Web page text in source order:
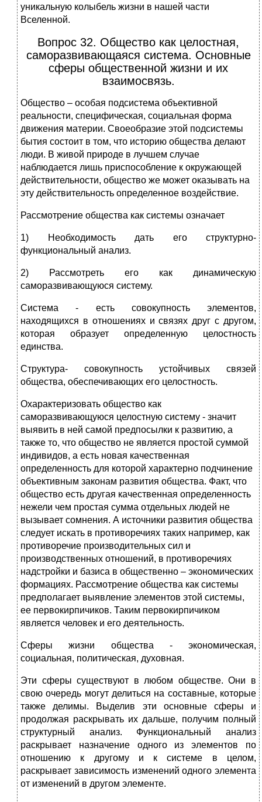
уникальную колыбель жизни в нашей части
Вселенной.
Вопрос 32. Общество как целостная,
саморазвивающаяся система. Основные
сферы общественной жизни и их
взаимосвязь.
Общество – особая подсистема объективной
реальности, специфическая, социальная форма
движения материи. Своеобразие этой подсистемы
бытия состоит в том, что историю общества делают
люди. В живой природе в лучшем случае
наблюдается лишь приспособление к окружающей
действительности, общество же может оказывать на
эту действительность определенное воздействие.
Рассмотрение общества как системы означает
1) Необходимость дать его структурно-
функциональный анализ.
2) Рассмотреть его как динамическую
саморазвивающуюся систему.
Система - есть совокупность элементов,
находящихся в отношениях и связях друг с другом,
которая образует определенную целостность
единства.
Структура- совокупность устойчивых связей
общества, обеспечивающих его целостность.
Охарактеризовать общество как
саморазвивающуюся целостную систему - значит
выявить в ней самой предпосылки к развитию, а
также то, что общество не является простой суммой
индивидов, а есть новая качественная
определенность для которой характерно подчинение
объективным законам развития общества. Факт, что
общество есть другая качественная определенность
нежели чем простая сумма отдельных людей не
вызывает сомнения. А источники развития общества
следует искать в противоречиях таких например, как
противоречие производительных сил и
производственных отношений, в противоречиях
надстройки и базиса в общественно – экономических
формациях. Рассмотрение общества как системы
предполагает выявление элементов этой системы,
ее первокирпичиков. Таким первокирпичиком
является человек и его деятельность.
Сферы жизни общества - экономическая,
социальная, политическая, духовная.
Эти сферы существуют в любом обществе. Они в
свою очередь могут делиться на составные, которые
также делимы. Выделив эти основные сферы и
продолжая раскрывать их дальше, получим полный
структурный анализ. Функциональный анализ
раскрывает назначение одного из элементов по
отношению к другому и к системе в целом,
раскрывает зависимость изменений одного элемента
от изменений в другом элементе.